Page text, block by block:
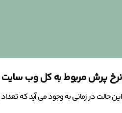
نرخ پرش مربوط به کل وب
این حالت در زمانی به وجود می آید که